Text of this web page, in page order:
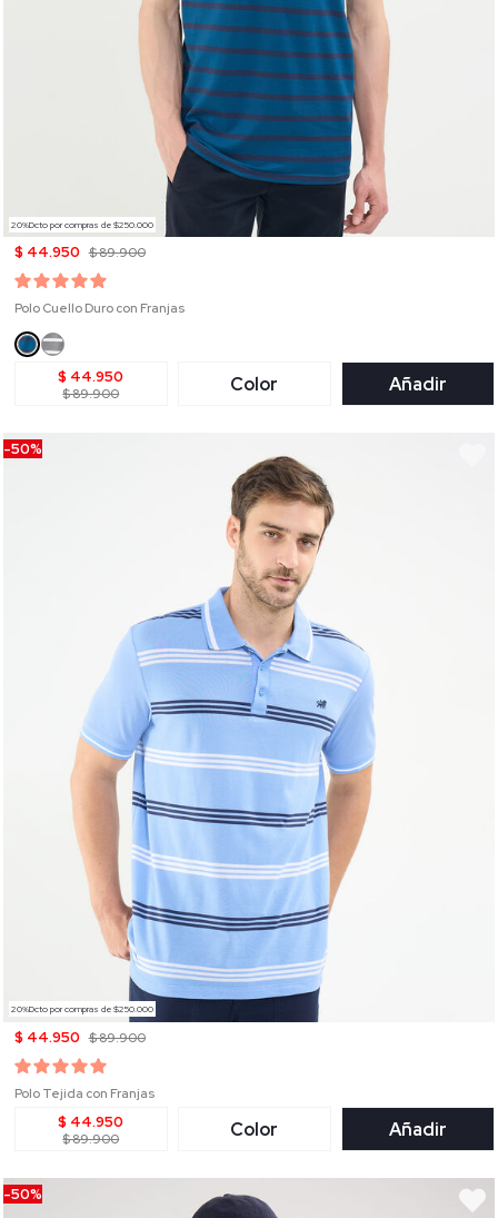
20%Dcto por compras de $250.000
$ 44.950 $ 89.900
Polo Cuello Duro con Franjas
$ 44.950
$ 89.900 Color Añadir
20%Dcto por compras de $250.000
-50%
$ 44.950 $ 89.900
Polo Tejida con Franjas
$ 44.950
$ 89.900 Color Añadir
-50%